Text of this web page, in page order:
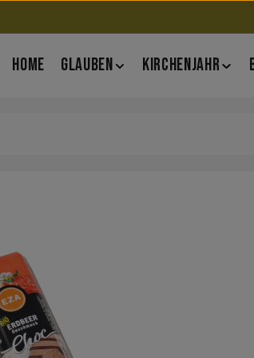
HOME GLAUBEN KIRCHENJAHR